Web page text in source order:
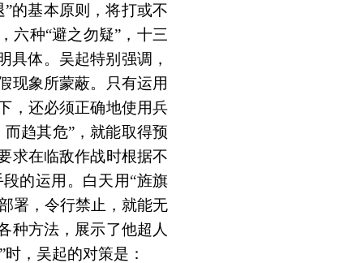
的基本原则，将打或不
六种“避之勿疑”，十三
具体。吴起特别强调，
现象所蒙蔽。只有运用
，还必须正确地使用兵
趋其危”，就能取得预
求在临敌作战时根据不
的运用。白天用“旌旗
署，令行禁止，就能无
种方法，展示了他超人
，吴起的对策是：